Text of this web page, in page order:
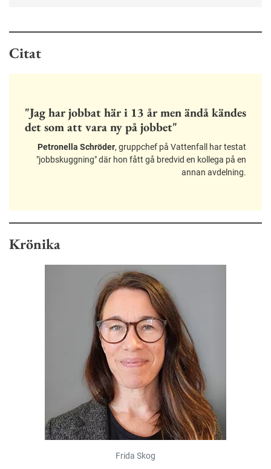
Citat
"Jag har jobbat här i 13 år men ändå kändes
det som att vara ny på jobbet"
Petronella Schröder, gruppchef på Vattenfall har testat
"jobbskuggning" där hon fått gå bredvid en kollega på en
annan avdelning.
Krönika
Frida Skog